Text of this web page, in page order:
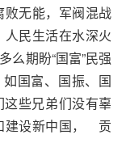
无能，军阀混战
民生活在水深火
么期盼“国富”民强
国富、国振、国
些兄弟们没有辜
建设新中国， 贡